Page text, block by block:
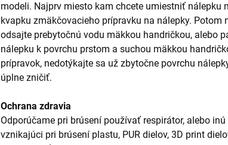
modeli. Najprv miesto kam chcete umiestniť nálepku
kvapku zmäkčovacieho prípravku na nálepky.
odsajte prebytočnú vodu mäkkou handričkou, alebo
nálepku k povrchu prstom a suchou mäkkou
prípravok, nedotýkajte sa už zbytočne povrchu
úplne zničiť.
Ochrana zdravia
Odporúčame pri brúsení používať respirátor, alebo
vznikajúci pri brúsení plastu, PUR dielov, 3D print